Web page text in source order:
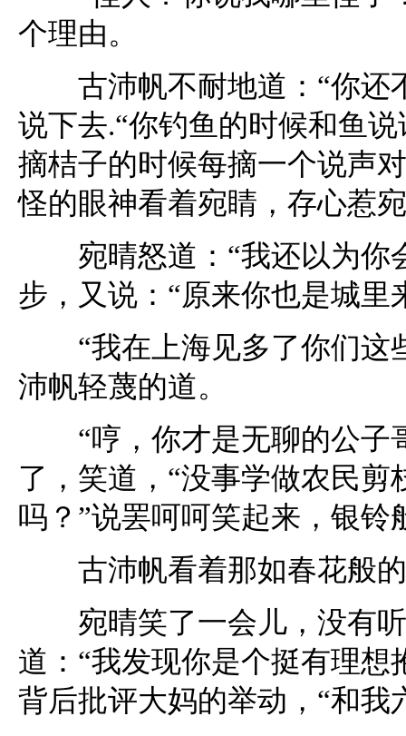
个理由。
古沛帆不耐地道：“你还
说下去.“你钓鱼的时候和鱼
摘桔子的时候每摘一个说声
怪的眼神看着宛睛，存心惹
宛晴怒道：“我还以为你
步，又说：“原来你也是城里
“我在上海见多了你们这
沛帆轻蔑的道。
“哼，你才是无聊的公子
了，笑道，“没事学做农民
吗？”说罢呵呵笑起来，银
古沛帆看着那如春花般的
宛晴笑了一会儿，没有听
道：“我发现你是个挺有理
背后批评大妈的举动，“和我